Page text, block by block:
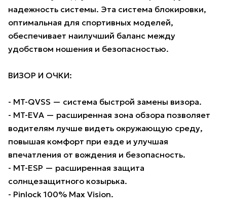
надежность системы. Эта система блокировки,
оптимальная для спортивных моделей,
обеспечивает наилучший баланс между
удобством ношения и безопасностью.
ВИЗОР И ОЧКИ:
- MT-QVSS — система быстрой замены визора.
- MT-EVA — расширенная зона обзора позволяет
водителям лучше видеть окружающую среду,
повышая комфорт при езде и улучшая
впечатления от вождения и безопасность.
- MT-ESP — расширенная защита
солнцезащитного козырька.
- Pinlock 100% Max Vision.